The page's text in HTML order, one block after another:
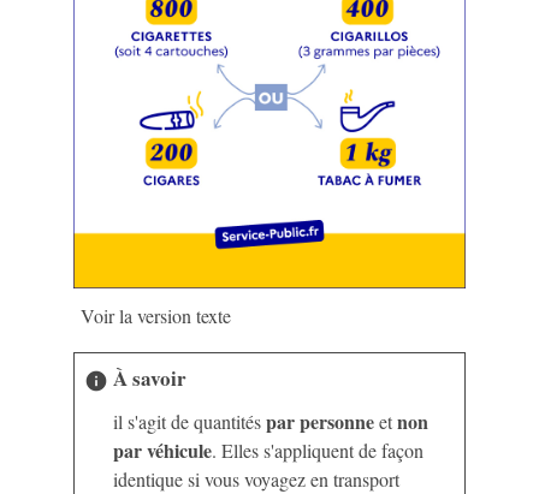
Voir la version texte
info À savoir
il s'agit de quantitéspar personneetnon
par véhicule. Elles s'appliquent de façon
identique si vous voyagez en transport